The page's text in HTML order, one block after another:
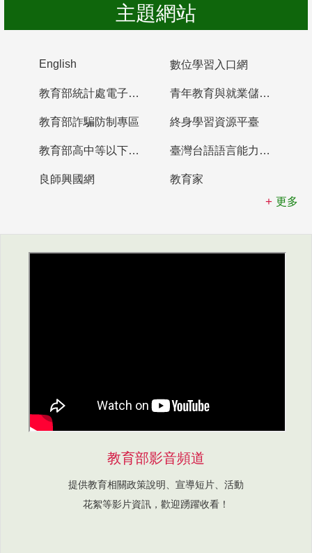
主題網站
English 數位學習入口網
教育部統計處電子書櫃 青年教育與就業儲蓄帳戶
教育部詐騙防制專區 終身學習資源平臺
教育部高中等以下學校及幼兒園教師資格檢定考試 臺灣台語語言能力認證網站
良師興國網
教育家
更多
教育部影音頻道
提供教育相關政策說明、宣導短片、活動
花絮等影片資訊，歡迎踴躍收看！